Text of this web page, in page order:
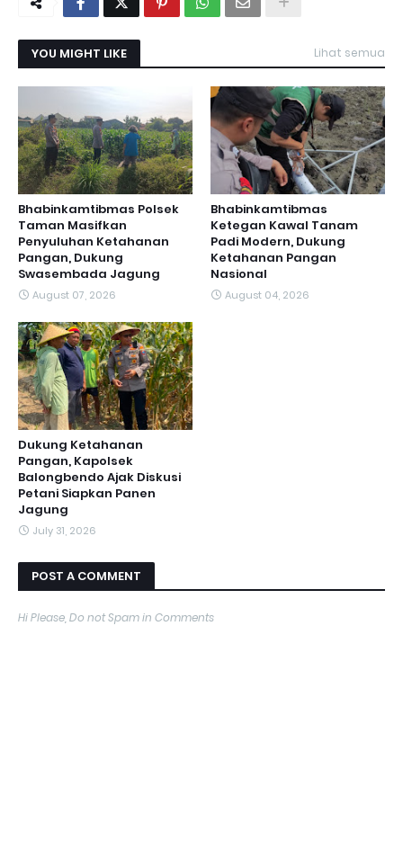
YOU MIGHT LIKE Lihat semua
Bhabinkamtibmas Polsek
Taman Masifkan
Penyuluhan Ketahanan
Pangan, Dukung
Swasembada Jagung
August 07, 2026
Bhabinkamtibmas
Ketegan Kawal Tanam
Padi Modern, Dukung
Ketahanan Pangan
Nasional
August 04, 2026
Dukung Ketahanan
Pangan, Kapolsek
Balongbendo Ajak Diskusi
Petani Siapkan Panen
Jagung
July 31, 2026
POST A COMMENT
Hi Please, Do not Spam in Comments